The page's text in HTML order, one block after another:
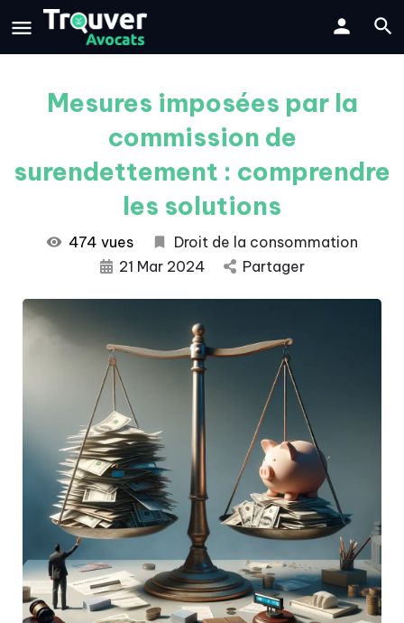
Mesures imposées par la
commission de
surendettement : comprendre
les solutions
474 vues
Droit de la consommation
21 Mar 2024
Partager